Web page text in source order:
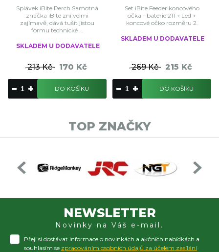
Splávek iBite Perch Samotná
značka iBite zní velmi
zajímavě, dává tušit jistou
formu technické ...
SKLADEM U DODAVATELE
213 Kč 170 Kč
DO KOŠÍKU
Set iBite Feeder koncového
očka - baterie 211 + Led +
koncové očko rozměru 2.
SKLADEM U DODAVATELE
269 Kč 215 Kč
DO KOŠÍKU
TOP ZNAČKY
NEWSLETTER
Novinky na Váš e-mail.
Přeji si dostávat informace o novinkách a akčních nabídkách a
souhlasím se zpracováním osobních údajů za účelem zasílání